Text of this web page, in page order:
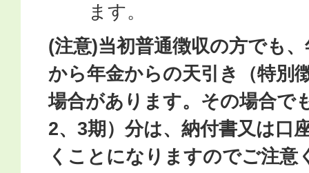
ます。
(注意)当初普通徴収の方でも
から年金からの天引き（特別
場合があります。その場合で
2、3期）分は、納付書又は口
くことになりますのでご注意